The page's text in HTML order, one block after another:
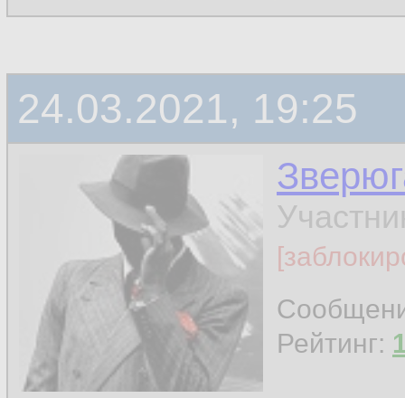
24.03.2021, 19:25
Рейтинг: